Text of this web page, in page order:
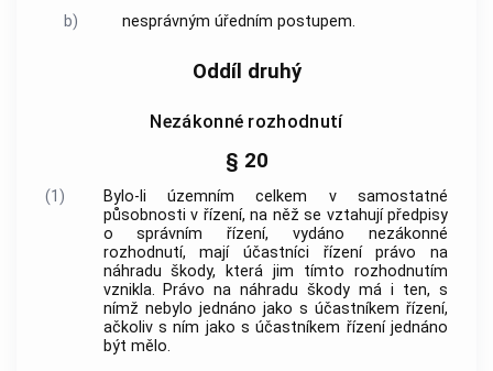
b) nesprávným úředním postupem.
Oddíl druhý
Nezákonné rozhodnutí
§ 20
(1)
Bylo-li územním celkem v samostatné
působnosti v řízení, na něž se vztahují předpisy
o správním řízení, vydáno nezákonné
rozhodnutí, mají účastníci řízení právo na
náhradu škody, která jim tímto rozhodnutím
vznikla. Právo na náhradu škody má i ten, s
nímž nebylo jednáno jako s účastníkem řízení,
ačkoliv s ním jako s účastníkem řízení jednáno
být mělo.